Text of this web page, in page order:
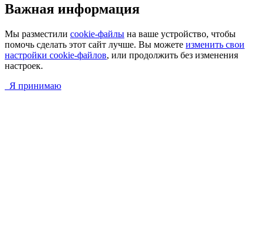
Важная информация
Мы разместили cookie-файлы на ваше устройство, чтобы
помочь сделать этот сайт лучше. Вы можете изменить свои
настройки cookie-файлов, или продолжить без изменения
настроек.
Я принимаю